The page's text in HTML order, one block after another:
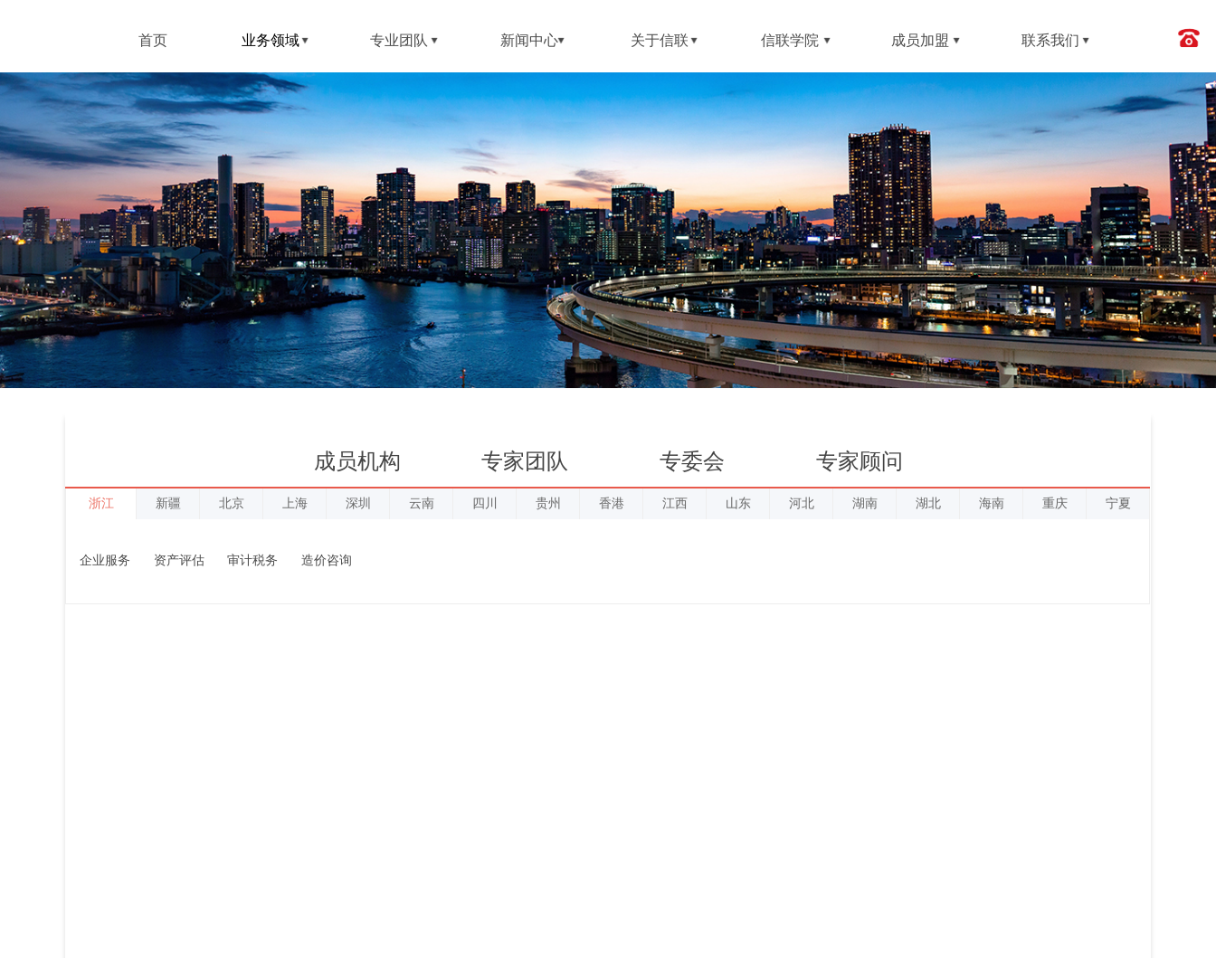
首页 业务领域 专业团队 新闻中心 关于信联 信联学院 成员加盟 联系我们
业务领域
浙江 新疆 北京 上海 深圳 云南 四川 贵州 香港 江西 山东 河北 湖南 湖北 海南 重庆 宁夏
企业服务 资产评估 审计税务 造价咨询
成员机构 专家团队 专委会 专家顾问